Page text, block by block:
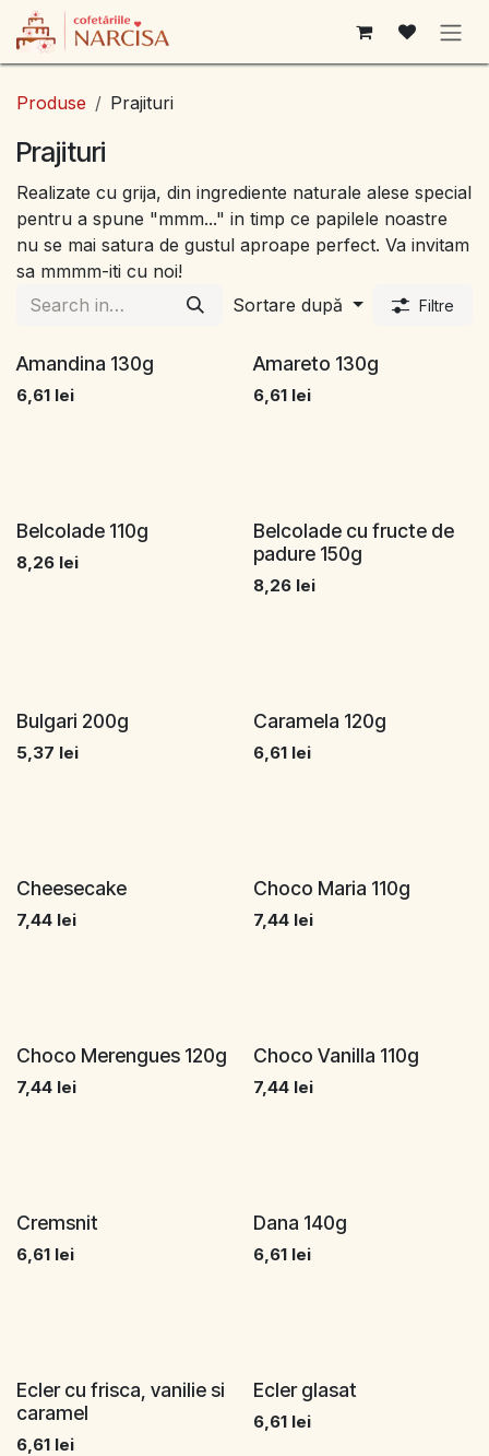
Sari la conținut
Produse Prajituri
Prajituri
Realizate cu grija, din ingrediente naturale alese special
pentru a spune "mmm..." in timp ce papilele noastre
nu se mai satura de gustul aproape perfect. Va invitam
sa mmmm-iti cu noi!
Sortare după
Filtre
Amandina 130g
6,61 lei
Amareto 130g
6,61lei
Belcolade 110g
8,26 lei
Belcolade cu fructe de
padure 150g
8,26lei
Bulgari 200g
5,37 lei
Caramela 120g
6,61lei
Cheesecake
7,44 lei
Choco Maria 110g
7,44lei
Choco Merengues 120g
7,44 lei
Choco Vanilla 110g
7,44lei
Cremsnit
6,61 lei
Dana 140g
6,61lei
Ecler cu frisca, vanilie si
caramel
6,61 lei
Ecler glasat
6,61lei